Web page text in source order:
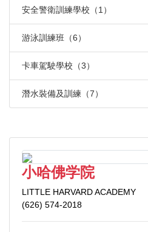
安全警衛訓練學校（1）
游泳訓練班（6）
卡車駕駛學校（3）
潛水裝備及訓練（7）
小哈佛学院
LITTLE HARVARD ACADEMY
(626) 574-2018